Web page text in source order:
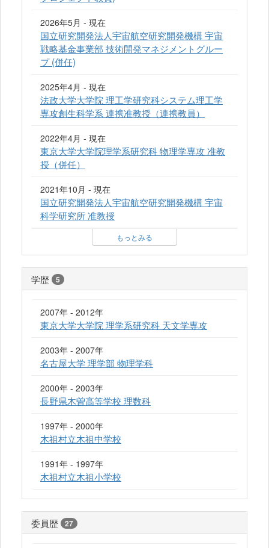
2026年5月 - 現在
国立研究開発法人宇宙航空研究開発機構 宇宙
戦略基金事業部 技術開発マネジメントグルー
プ (併任)
2025年4月 - 現在
法政大学大学院 理工学研究科システム理工学
専攻創生科学系 連携准教授（連携教員）
2022年4月 - 現在
東京大学大学院理学系研究科 物理学専攻 准教
授（併任）
2021年10月 - 現在
国立研究開発法人宇宙航空研究開発機構 宇宙
科学研究所 准教授
もっとみる
学歴 5
2007年 - 2012年
東京大学大学院 理学系研究科 天文学専攻
2003年 - 2007年
名古屋大学 理学部 物理学科
2000年 - 2003年
長野県木曽高等学校 理数科
1997年 - 2000年
木祖村立木祖中学校
1991年 - 1997年
木祖村立木祖小学校
委員歴 27